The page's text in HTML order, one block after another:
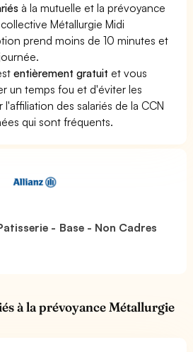
à la mutuelle et la prévoyance
Métallurgie Midi
prend moins de 10 minutes et
entièrement gratuit et vous
un temps fou et d'éviter les
l'affiliation des salariés de la CCN
qui sont fréquents.
- Base - Non Cadres
à la prévoyance Métallurgie